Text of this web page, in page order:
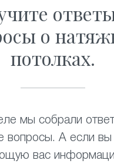
о
потолках.
мы собрали
вопросы. А если
вас